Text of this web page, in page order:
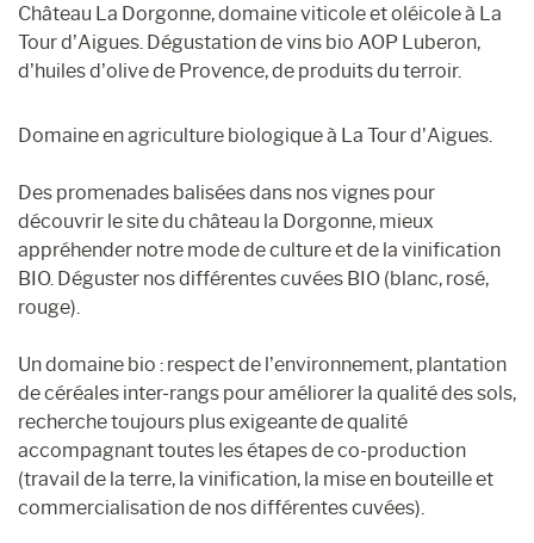
Château La Dorgonne, domaine viticole et oléicole à La
Tour d’Aigues. Dégustation de vins bio AOP Luberon,
d’huiles d’olive de Provence, de produits du terroir.
Domaine en agriculture biologique à La Tour d’Aigues.
Des promenades balisées dans nos vignes pour
découvrir le site du château la Dorgonne, mieux
appréhender notre mode de culture et de la vinification
BIO. Déguster nos différentes cuvées BIO (blanc, rosé,
rouge).
Un domaine bio : respect de l’environnement, plantation
de céréales inter-rangs pour améliorer la qualité des sols,
recherche toujours plus exigeante de qualité
accompagnant toutes les étapes de co-production
(travail de la terre, la vinification, la mise en bouteille et
commercialisation de nos différentes cuvées).